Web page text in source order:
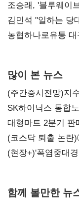
조승래, '블루웨이
통감"
김민석 "일하는
농협하나로유통
많이 본 뉴스
(주간증시전망)지
SK하이닉스 통합
불만 확산
대형마트 2분기
(코스닥 퇴출 논란
당장 퇴출?…시간
(현장+)'폭염중대
함께 볼만한 뉴